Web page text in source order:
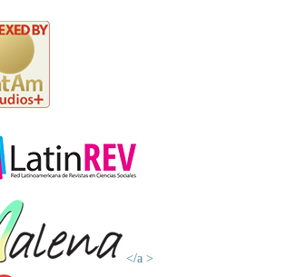
</a >